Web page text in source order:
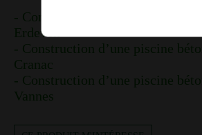
- Construction d’une piscine
Erdeven
- Construction d’une piscine
Cranac
- Construction d’une piscine
Vannes